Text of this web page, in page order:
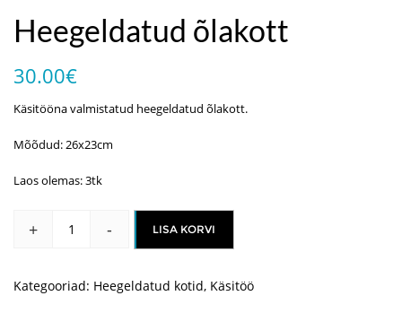
Heegeldatud õlakott
30.00€
Käsitööna valmistatud heegeldatud õlakott.
Mõõdud: 26x23cm
Laos olemas: 3tk
+
Heegeldatud
kogus
- LISA KORVI
Kategooriad: Heegeldatud kotid, Käsitöö